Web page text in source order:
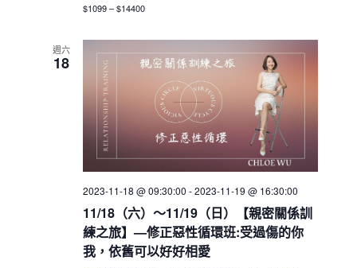
$1099 – $14400
週六
18
11/18（六）～11/19（日）【親密關係訓
練之旅】—修正惡性循環班:受過傷的你
我，依舊可以好好相愛
2023-11-18 @ 09:30:00 -2023-11-19 @ 16:30:00